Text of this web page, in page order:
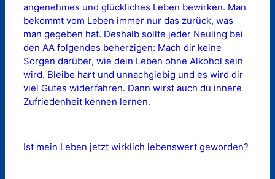
angenehmes und glückliches Leben bewirken. Man
bekommt vom Leben immer nur das zurück, was
man gegeben hat. Deshalb sollte jeder Neuling bei
den AA folgendes beherzigen: Mach dir keine
Sorgen darüber, wie dein Leben ohne Alkohol sein
wird. Bleibe hart und unnachgiebig und es wird dir
viel Gutes widerfahren. Dann wirst auch du innere
Zufriedenheit kennen lernen.
Ist mein Leben jetzt wirklich lebenswert geworden?